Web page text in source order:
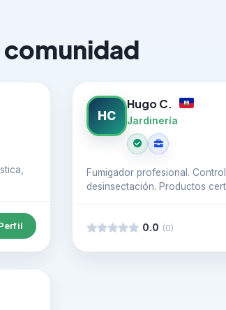
HC
Hugo C.
Jardinería
Fumigador profesional.
desinsectación. Productos
0.0 (0)